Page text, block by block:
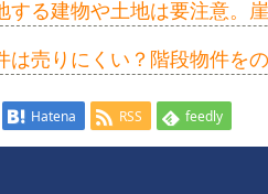
する建物や土地は要注意。
は売りにくい？階段物件を
Hatena RSS feedly